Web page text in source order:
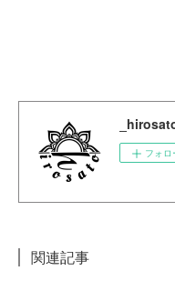
フォロ
関連記事